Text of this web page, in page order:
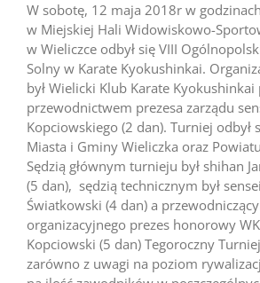
W sobotę, 12 maja 2018r w
w Miejskiej Hali Widowiskowo-
w Wieliczce odbył się VIII
Solny w Karate Kyokushinkai.
był Wielicki Klub Karate Kyokushinkai
przewodnictwem prezesa zarządu
Kopciowskiego (2 dan). Turniej odbył
Miasta i Gminy Wieliczka oraz
Sędzią głównym turnieju był shihan
(5 dan), sędzią technicznym był
Światkowski (4 dan) a
organizacyjnego prezes honorowy
Kopciowski (5 dan) Tegoroczny
zarówno z uwagi na poziom